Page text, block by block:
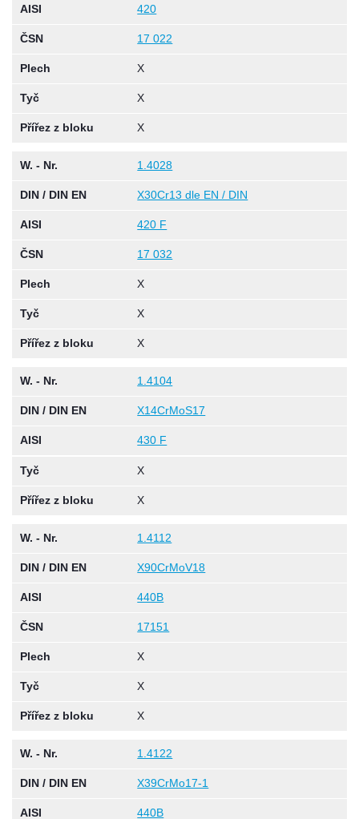
AISI 420
ČSN 17 022
Plech X
Tyč X
Přířez z bloku X
W. - Nr. 1.4028
DIN / DIN EN X30Cr13 dle EN / DIN
AISI 420 F
ČSN 17 032
Plech X
Tyč X
Přířez z bloku X
W. - Nr. 1.4104
DIN / DIN EN X14CrMoS17
AISI 430 F
Tyč X
Přířez z bloku X
W. - Nr. 1.4112
DIN / DIN EN X90CrMoV18
AISI 440B
ČSN 17151
Plech X
Tyč X
Přířez z bloku X
W. - Nr. 1.4122
DIN / DIN EN X39CrMo17-1
AISI 440B